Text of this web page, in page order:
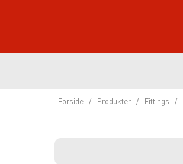
Forside / Produkter / Fittings /